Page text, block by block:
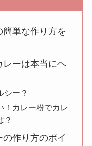
簡単な作り方を
レーは本当にヘ
シー？
！カレー粉でカレ
？
作り方のポイ